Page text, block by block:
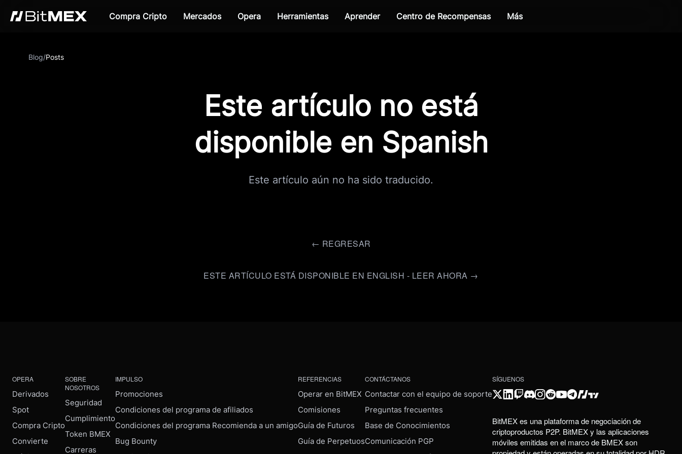
Compra Cripto Mercados Opera Herramientas Aprender Centro de Recompensas Más
Blog/Posts
Este artículo no está
disponible en Spanish
Este artículo aún no ha sido traducido.
← REGRESAR
ESTE ARTÍCULO ESTÁ DISPONIBLE EN ENGLISH - LEER AHORA →
OPERA
Derivados
Spot
Compra Cripto
Convierte
SOBRE
NOSOTROS
Seguridad
Cumplimiento
Token BMEX
Carreras
IMPULSO
Promociones
Condiciones del programa de afiliados
Condiciones del programa Recomienda a un amigo
Bug Bounty
REFERENCIAS
Operar en BitMEX
Comisiones
Guía de Futuros
Guía de Perpetuos
CONTÁCTANOS
Contactar con el equipo de soporte
Preguntas frecuentes
Base de Conocimientos
Comunicación PGP
SÍGUENOS
BitMEX es una plataforma de negociación de
criptoproductos P2P. BitMEX y las aplicaciones
móviles emitidas en el marco de BMEX son